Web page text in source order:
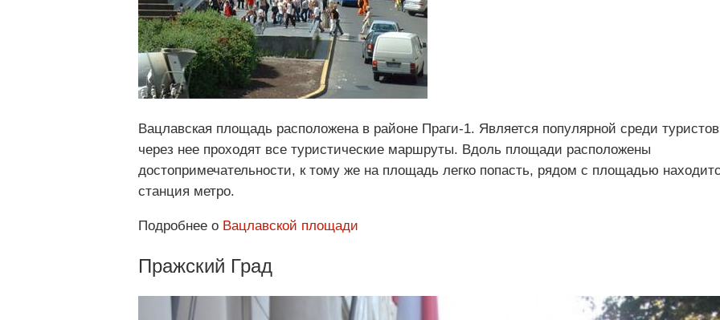
Вацлавская площадь расположена в районе Праги-1. Является популярной среди
через нее проходят все туристические маршруты. Вдоль площади расположены
достопримечательности, к тому же на площадь легко попасть, рядом с площадью
станция метро.
Подробнее о Вацлавской площади
Пражский Град